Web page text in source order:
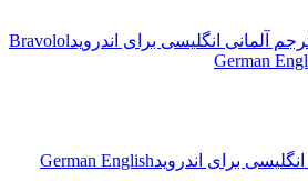
انگلیسی برای اندروید Bravolol
برای اندروید German English